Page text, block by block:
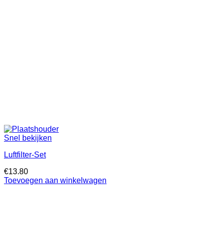
Snel bekijken
Luftfilter-Set
€13.80
Toevoegen aan winkelwagen